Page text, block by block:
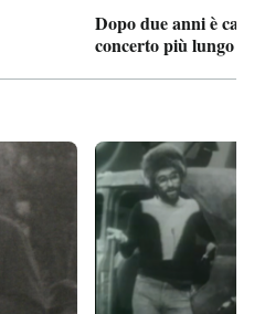
Dopo due anni è
concerto più lungo